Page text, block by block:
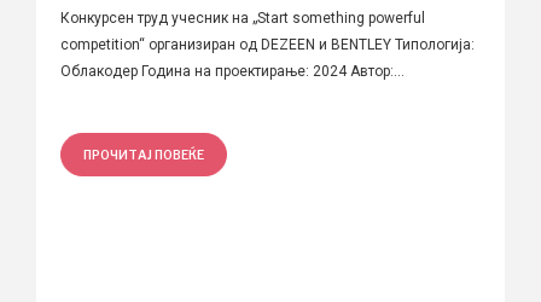
Конкурсен труд учесник на „Start something powerful
competition“ организиран од DEZEEN и BENTLEY Типологија:
Облакодер Година на проектирање: 2024 Автор:...
ПРОЧИТАЈ ПОВЕЌЕ